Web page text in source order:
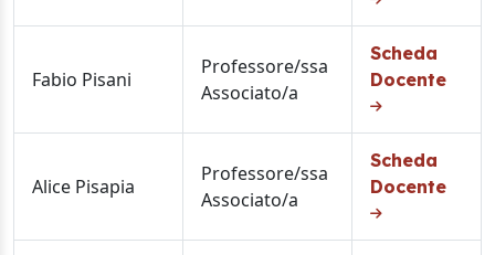
Fabio Pisani
Professore/ssa
Associato/a
Scheda
Docente
Alice Pisapia
Professore/ssa
Associato/a
Scheda
Docente